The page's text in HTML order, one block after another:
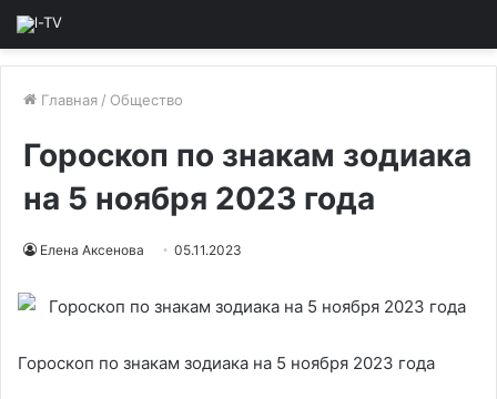
Главная / Общество
Гороскоп по знакам зодиака
на 5 ноября 2023 года
Елена Аксенова 05.11.2023
Гороскоп по знакам зодиака на 5 ноября 2023 года